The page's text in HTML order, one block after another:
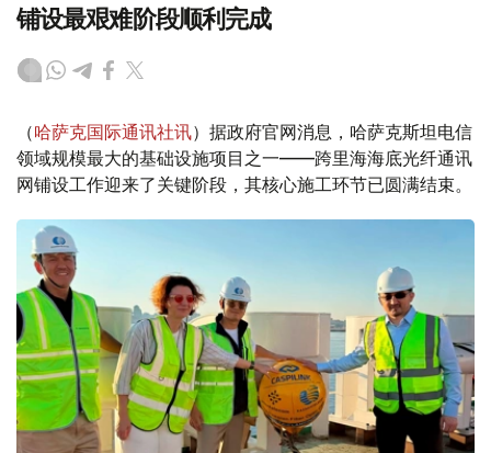
铺设最艰难阶段顺利完成
（哈萨克国际通讯社讯）据政府官网消息，哈萨克斯坦电信
领域规模最大的基础设施项目之一——跨里海海底光纤通讯
网铺设工作迎来了关键阶段，其核心施工环节已圆满结束。